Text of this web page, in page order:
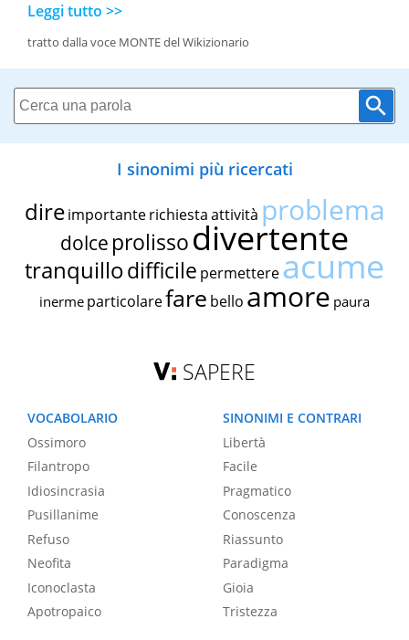
Leggi tutto >>
tratto dalla voce MONTE del Wikizionario
I sinonimi più ricercati
dire importante richiestaattività problema
dolce prolissodivertente
tranquillodifficile permettereacume
inerme particolarefare bello amore paura
SAPERE
VOCABOLARIO
Ossimoro
Filantropo
Idiosincrasia
Pusillanime
Refuso
Neofita
Iconoclasta
Apotropaico
SINONIMI E CONTRARI
Libertà
Facile
Pragmatico
Conoscenza
Riassunto
Paradigma
Gioia
Tristezza